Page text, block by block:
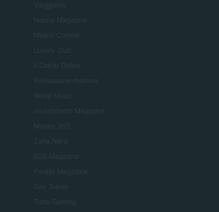
Viaggiamo
Nonne Magazine
Milano Cortina
Luxury Club
Il Calcio Online
Professione mamma
World Music
Investimenti Magazine
Money 365
Zona Nerd
B2B Magazine
People Magazine
Day Travel
Tutto Gaming